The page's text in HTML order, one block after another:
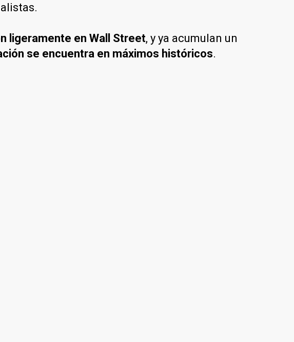
ligeramente en Wall Street, y ya acumulan un
se encuentra en máximos históricos.